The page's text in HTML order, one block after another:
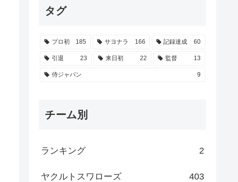
タグ
プロ初 185 サヨナラ 166 記録達成 60
引退 23 来日初 22 監督 13
侍ジャパン 9
チーム別
ランキング 2
ヤクルトスワローズ 403